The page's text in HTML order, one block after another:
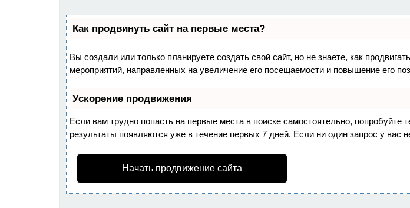
Как продвинуть сайт на первые места?
Вы создали или только планируете создать свой сайт, но не знаете, как
мероприятий, направленных на увеличение его посещаемости и повышение его
Ускорение продвижения
Если вам трудно попасть на первые места в поиске самостоятельно, попробуйте
результаты появляются уже в течение первых 7 дней. Если ни один запрос у вас
Начать продвижение сайта